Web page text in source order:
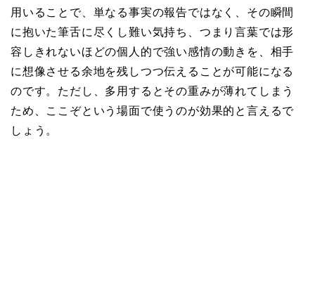
用いることで、単なる事実の報告ではなく、その瞬間
に抱いた筆舌に尽くし難い気持ち、つまり言葉では形
容しきれないほどの個人的で強い感情の動きを、相手
に想像させる余地を残しつつ伝えることが可能になる
のです。ただし、多用するとその重みが薄れてしまう
ため、ここぞという場面で使うのが効果的と言えるで
しょう。